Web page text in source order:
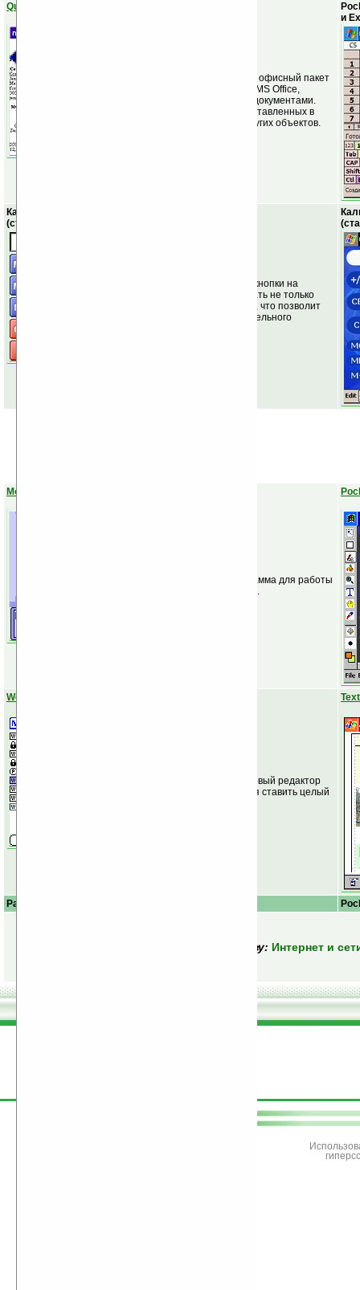
Quickoffice Premier
Полнофункциональный офисный пакет
для работы с файлами MS Office,
текстовыми и прочими документами.
Неплохая поддержка вставленных в
документ картинок и других объектов.
и
Калькулятор
(стандартная)
Обычный калькулятор, кнопки на
котором удобно нажимать не только
стилусом, но и пальцем, что позволит
легко отказаться от отдельного
MobiSystems Paint
Функциональная программа для работы
с графикой и рисования.
WordSmith
Функциональный текстовый редактор
для тех, кому не хочется ставить целый
Palm OS
Читать следующую главу: Интернет и